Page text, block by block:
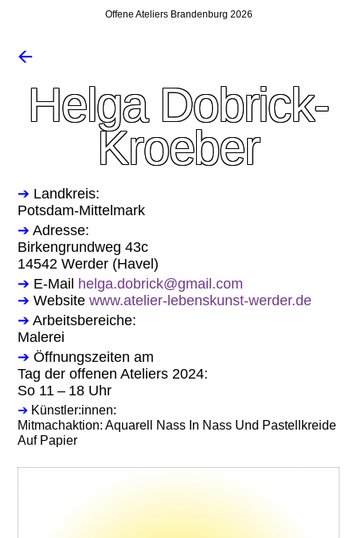
Offene Ateliers Brandenburg 2026
🡨
Helga Dobrick-
Kroeber
➔ Landkreis:
Potsdam-Mittelmark
➔ Adresse:
Birkengrundweg 43c
14542 Werder (Havel)
➔ E-Mail helga.dobrick@gmail.com
➔ Websitewww.atelier-lebenskunst-werder.de
➔ Arbeitsbereiche:
Malerei
➔ Öffnungszeiten am
Tag der offenen Ateliers 2024:
So 11 – 18 Uhr
➔ Künstler:innen:
Mitmachaktion: Aquarell Nass In Nass Und Pastellkreide
Auf Papier